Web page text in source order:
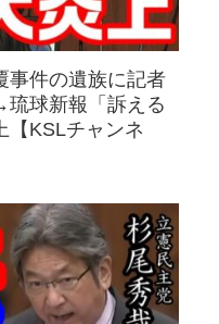
事件の遺族に記者
球新報「訴える
【KSLチャンネ